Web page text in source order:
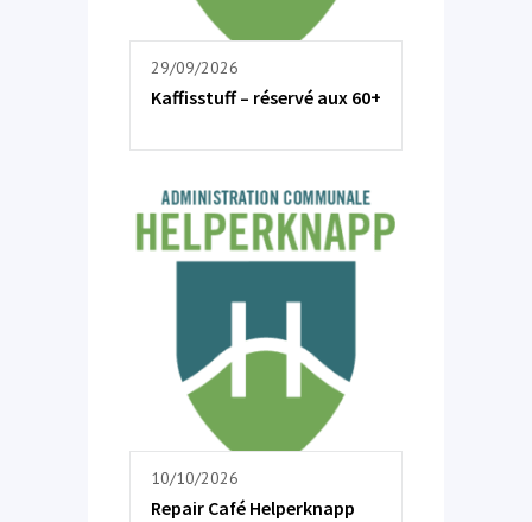
29/09/2026
Kaffisstuff – réservé aux 60+
10/10/2026
Repair Café Helperknapp